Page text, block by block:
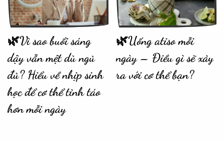
🌿Vì sao buổi sáng
dậy vẫn mệt dù ngủ
đủ? Hiểu về nhịp sinh
học để cơ thể tỉnh táo
hơn mỗi ngày
🌿Uống atiso mỗi
ngày – Điều gì sẽ xảy
ra với cơ thể bạn?